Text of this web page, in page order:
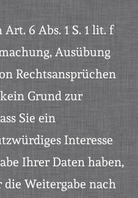
6 Abs. 1 S. 1 lit. f
Ausübung
Rechtsansprüchen
Grund zur
Sie ein
Interesse
Ihrer Daten haben,
Weitergabe nach